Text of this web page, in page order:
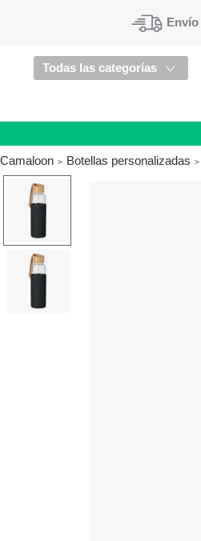
Envío
Todas las categorías
Camaloon
Botellas personalizadas